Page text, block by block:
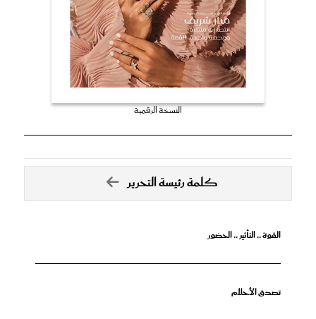
النسخة الرقمية
كلمة رئيسة التحرير
القوة .. التأثير .. الحضور
تصدق الأحلام